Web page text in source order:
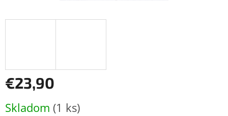
€23,90
cena:
Skladom (1 ks)